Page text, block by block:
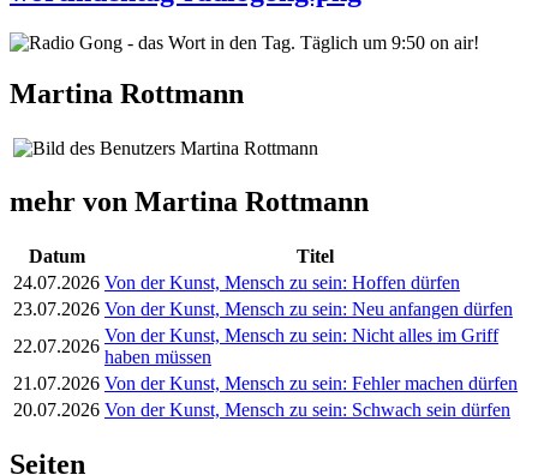
Martina Rottmann
mehr von Martina Rottmann
Datum
Titel
24.07.2026 Von der Kunst, Mensch zu sein: Hoffen dürfen
23.07.2026 Von der Kunst, Mensch zu sein: Neu anfangen dürfen
22.07.2026
Von der Kunst, Mensch zu sein: Nicht alles im Griff
haben müssen
21.07.2026 Von der Kunst, Mensch zu sein: Fehler machen dürfen
20.07.2026 Von der Kunst, Mensch zu sein: Schwach sein dürfen
Seiten